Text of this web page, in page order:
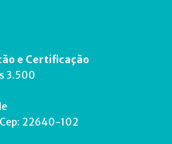
e Certificação
3.500
22640-102